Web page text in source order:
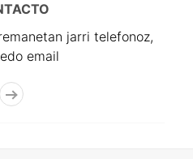
jarri telefonoz,
email